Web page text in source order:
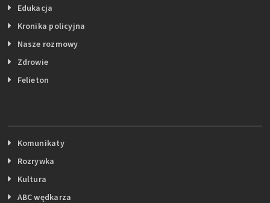
Edukacja
Kronika policyjna
Nasze rozmowy
Zdrowie
Felieton
Komunikaty
Rozrywka
Kultura
ABC wędkarza